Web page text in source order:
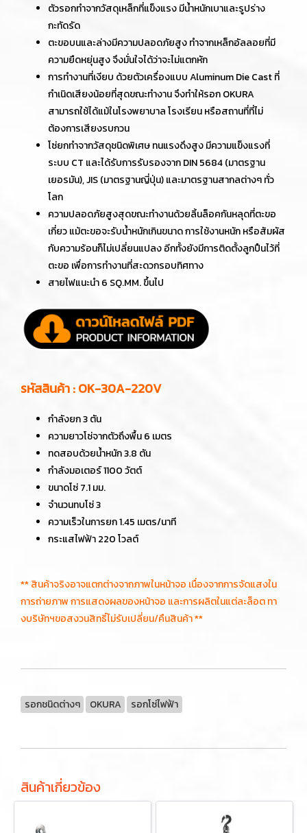
ตัวรอกทำจากวัสดุเหล็กที่แข็งแรง มีน้ำหนักเบาและรูปร่าง
กะทัดรัด
ตะขอบนและล่างมีความปลอดภัยสูง ทำจากเหล็กอัลลอยที่มี
ความยืดหยุ่นสูง จึงมั่นใจได้ว่าจะไม่แตกหัก
การทำงานที่เงียบ ด้วยตัวเครื่องแบบ Aluminum Die Cast ที่
กำเนิดเสียงน้อยที่สุดขณะทำงาน จึงทำให้รอก OKURA
สามารถใช้ได้แม้ในโรงพยาบาล โรงเรียน หรือสถานที่ที่ไม่
ต้องการเสียงรบกวน
โซ่ยกทำจากวัสดุชนิดพิเศษ ทนแรงดึงสูง มีความแข็งแรงที่
ระบบ CT และได้รับการรับรองจาก DIN 5684 (มาตรฐาน
เยอรมัน), JIS (มาตรฐานญี่ปุ่น) และมาตรฐานสากลต่างๆ ทั่ว
โลก
ความปลอดภัยสูงสุดขณะทำงานด้วยลิ้นล็อคกันหลุดที่ตะขอ
เกี่ยว แม้ตะขอจะรับน้ำหนักเกินขนาด การใช้งานหนัก หรือสัมผัส
กับความร้อนก็ไม่เปลี่ยนแปลง อีกทั้งยังมีการติดตั้งลูกปืนไว้ที่
ตะขอ เพื่อการทำงานที่สะดวกรอบทิศทาง
สายไฟแนะนำ 6 SQ.MM. ขึ้นไป
รหัสสินค้า : OK-30A-220V
กำลังยก 3 ตัน
ความยาวโซ่จากตัวถึงพื้น 6 เมตร
ทดสอบด้วยน้ำหนัก 3.8 ตัน
กำลังมอเตอร์ 1100 วัตต์
ขนาดโซ่ 7.1 มม.
จำนวนทบโซ่ 3
ความเร็วในการยก 1.45 เมตร/นาที
กระแสไฟฟ้า 220 โวลต์
** สินค้าจริงอาจแตกต่างจากภาพในหน้าจอ เนื่องจากการจัดแสงใน
การถ่ายภาพ การแสดงผลของหน้าจอ และการผลิตในแต่ละล็อต ทา
งบริษัทฯขอสงวนสิทธิ์ไม่รับเปลี่ยน/คืนสินค้า **
รอกชนิดต่างๆ OKURA รอกโซ่ไฟฟ้า
สินค้าเกี่ยวข้อง